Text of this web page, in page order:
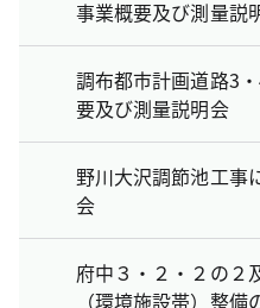
事業概要及び測量説
調布都市計画道路3
要及び測量説明会
野川大沢調節池工事
会
府中３・２・２の２
（環境施設帯）整